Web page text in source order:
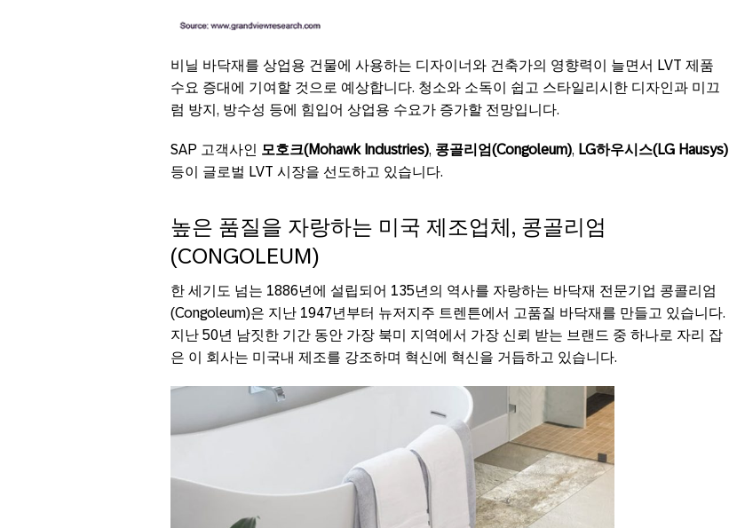
비닐 바닥재를 상업용 건물에 사용하는 디자이너와 건축가의 영향력이 늘면서 LVT 제품
수요 증대에 기여할 것으로 예상합니다. 청소와 소독이 쉽고 스타일리시한 디자인과 미끄
럼 방지, 방수성 등에 힘입어 상업용 수요가 증가할 전망입니다.
SAP 고객사인 모호크(Mohawk Industries), 콩골리엄(Congoleum), LG하우시스(LG Hausys)
등이 글로벌 LVT 시장을 선도하고 있습니다.
높은 품질을 자랑하는 미국 제조업체, 콩골리엄
(CONGOLEUM)
한 세기도 넘는 1886년에 설립되어 135년의 역사를 자랑하는 바닥재 전문기업 콩콜리엄
(Congoleum)은 지난 1947년부터 뉴저지주 트렌튼에서 고품질 바닥재를 만들고 있습니다.
지난 50년 남짓한 기간 동안 가장 북미 지역에서 가장 신뢰 받는 브랜드 중 하나로 자리 잡
은 이 회사는 미국내 제조를 강조하며 혁신에 혁신을 거듭하고 있습니다.